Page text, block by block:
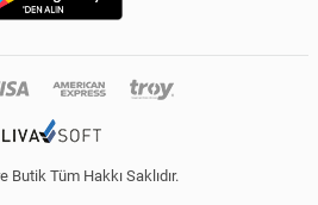
Butik Tüm Hakkı Saklıdır.